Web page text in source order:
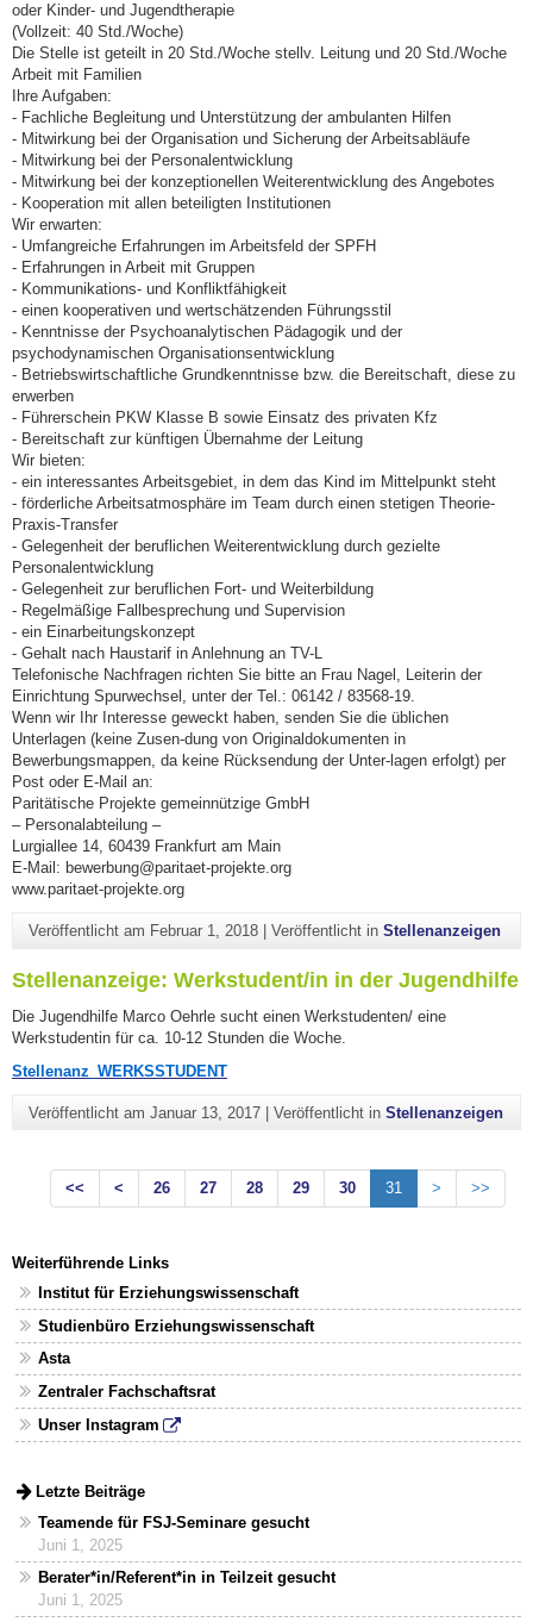
oder Kinder- und Jugendtherapie
(Vollzeit: 40 Std./Woche)
Die Stelle ist geteilt in 20 Std./Woche stellv. Leitung und 20 Std./Woche
Arbeit mit Familien
Ihre Aufgaben:
- Fachliche Begleitung und Unterstützung der ambulanten Hilfen
- Mitwirkung bei der Organisation und Sicherung der Arbeitsabläufe
- Mitwirkung bei der Personalentwicklung
- Mitwirkung bei der konzeptionellen Weiterentwicklung des Angebotes
- Kooperation mit allen beteiligten Institutionen
Wir erwarten:
- Umfangreiche Erfahrungen im Arbeitsfeld der SPFH
- Erfahrungen in Arbeit mit Gruppen
- Kommunikations- und Konfliktfähigkeit
- einen kooperativen und wertschätzenden Führungsstil
- Kenntnisse der Psychoanalytischen Pädagogik und der
psychodynamischen Organisationsentwicklung
- Betriebswirtschaftliche Grundkenntnisse bzw. die Bereitschaft, diese zu
erwerben
- Führerschein PKW Klasse B sowie Einsatz des privaten Kfz
- Bereitschaft zur künftigen Übernahme der Leitung
Wir bieten:
- ein interessantes Arbeitsgebiet, in dem das Kind im Mittelpunkt steht
- förderliche Arbeitsatmosphäre im Team durch einen stetigen Theorie-
Praxis-Transfer
- Gelegenheit der beruflichen Weiterentwicklung durch gezielte
Personalentwicklung
- Gelegenheit zur beruflichen Fort- und Weiterbildung
- Regelmäßige Fallbesprechung und Supervision
- ein Einarbeitungskonzept
- Gehalt nach Haustarif in Anlehnung an TV-L
Telefonische Nachfragen richten Sie bitte an Frau Nagel, Leiterin der
Einrichtung Spurwechsel, unter der Tel.: 06142 / 83568-19.
Wenn wir Ihr Interesse geweckt haben, senden Sie die üblichen
Unterlagen (keine Zusen-dung von Originaldokumenten in
Bewerbungsmappen, da keine Rücksendung der Unter-lagen erfolgt) per
Post oder E-Mail an:
Paritätische Projekte gemeinnützige GmbH
– Personalabteilung –
Lurgiallee 14, 60439 Frankfurt am Main
E-Mail: bewerbung@paritaet-projekte.org
www.paritaet-projekte.org
Veröffentlicht am Februar 1, 2018| Veröffentlicht in Stellenanzeigen
Stellenanzeige: Werkstudent/in in der Jugendhilfe
Die Jugendhilfe Marco Oehrle sucht einen Werkstudenten/ eine
Werkstudentin für ca. 10-12 Stunden die Woche.
Stellenanz_WERKSSTUDENT
Veröffentlicht am Januar 13, 2017| Veröffentlicht in Stellenanzeigen
<< < 26 27 28 29 30 31 > >>
Weiterführende Links
Institut für Erziehungswissenschaft
Studienbüro Erziehungswissenschaft
Asta
Zentraler Fachschaftsrat
Unser Instagram
Letzte Beiträge
Teamende für FSJ-Seminare gesucht
Juni 1, 2025
Berater*in/Referent*in in Teilzeit gesucht
Juni 1, 2025